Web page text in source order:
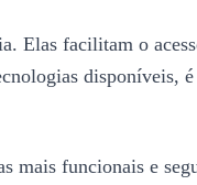
Elas facilitam o
disponíveis,
funcionais e